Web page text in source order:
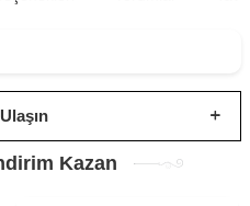
Kazan